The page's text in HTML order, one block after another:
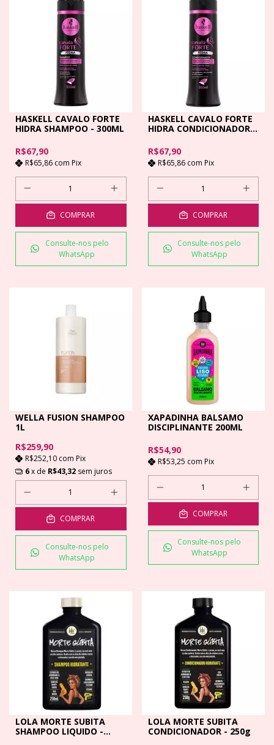
HASKELL CAVALO FORTE
HIDRA SHAMPOO - 300ML
R$67,90
R$65,86 com Pix
COMPRAR
Consulte-nos pelo
WhatsApp
HASKELL CAVALO FORTE
HIDRA CONDICIONADOR -
R$67,90
R$65,86 com Pix
COMPRAR
Consulte-nos pelo
WhatsApp
WELLA FUSION SHAMPOO
1L
R$259,90
R$252,10 com Pix
6x de R$43,32 sem juros
COMPRAR
Consulte-nos pelo
WhatsApp
XAPADINHA BALSAMO
DISCIPLINANTE 200ML
R$54,90
R$53,25 com Pix
COMPRAR
Consulte-nos pelo
WhatsApp
LOLA MORTE SUBITA
SHAMPOO LIQUIDO -
LOLA MORTE SUBITA
CONDICIONADOR - 250g